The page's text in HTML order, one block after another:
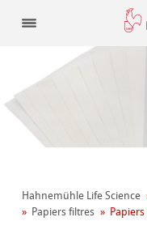
Hahnemühle Life Science
Papiers filtres